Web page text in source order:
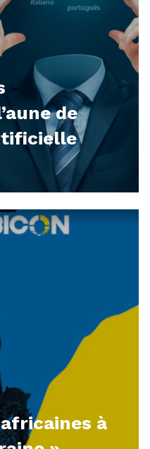
de
à